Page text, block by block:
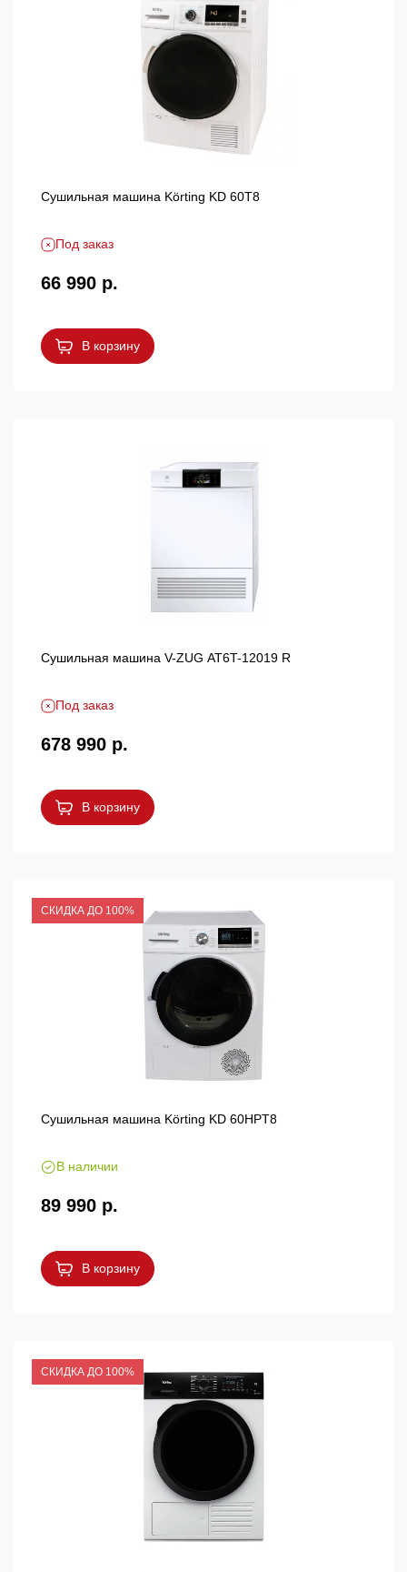
Сушильная машина Körting KD 60T8
Под заказ
66 990 р.
В корзину
Сушильная машина V-ZUG AT6T-12019 R
Под заказ
678 990 р.
В корзину
СКИДКА ДО 100%
Сушильная машина Körting KD 60HPT8
В наличии
89 990 р.
В корзину
СКИДКА ДО 100%